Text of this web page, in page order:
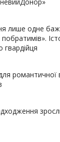
лише одне
гвардійця
романтичної